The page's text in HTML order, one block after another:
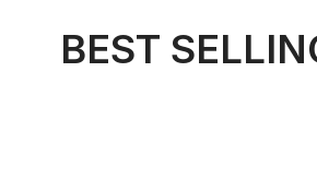
BEST